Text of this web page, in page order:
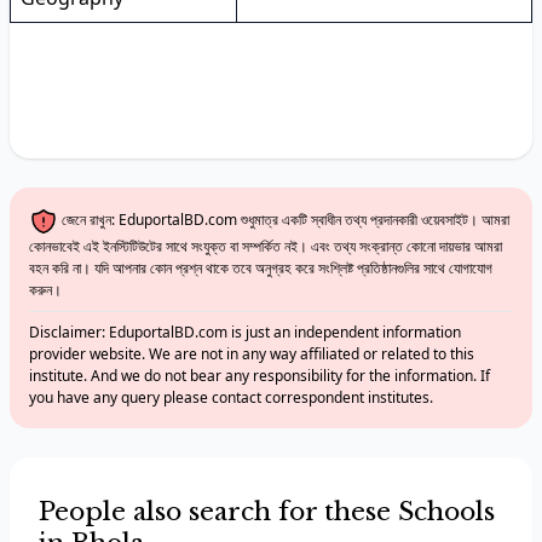
জেনে রাখুন: EduportalBD.com শুধুমাত্র একটি স্বাধীন তথ্য প্রদানকারী ওয়েবসাইট। আমরা
কোনভাবেই এই ইনস্টিটিউটের সাথে সংযুক্ত বা সম্পর্কিত নই। এবং তথ্য সংক্রান্ত কোনো দায়ভার আমরা
বহন করি না। যদি আপনার কোন প্রশ্ন থাকে তবে অনুগ্রহ করে সংশ্লিষ্ট প্রতিষ্ঠানগুলির সাথে যোগাযোগ
করুন।
Disclaimer: EduportalBD.com is just an independent information
provider website. We are not in any way affiliated or related to this
institute. And we do not bear any responsibility for the information. If
you have any query please contact correspondent institutes.
People also search for these Schools